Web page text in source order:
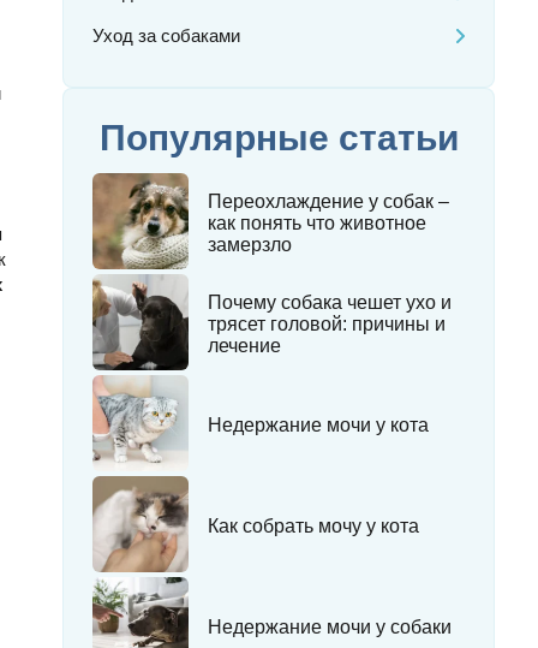
Уход за собаками
Популярные статьи
Переохлаждение у собак –
как понять что животное
замерзло
Почему собака чешет ухо и
трясет головой: причины и
лечение
Недержание мочи у кота
Как собрать мочу у кота
Недержание мочи у собаки